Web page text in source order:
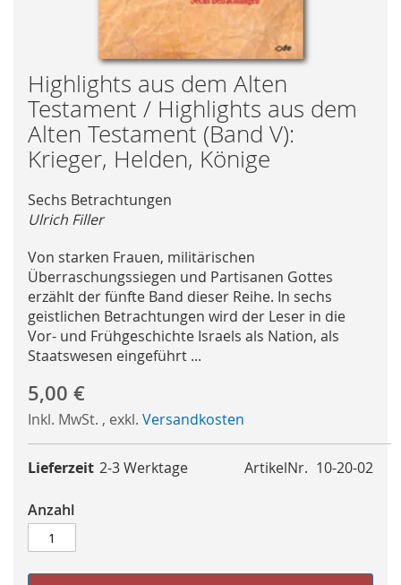
Skip
to
the
beginning
of
images
gallery
Highlights aus dem Alten
Testament / Highlights aus dem
Alten Testament (Band V):
Krieger, Helden, Könige
Sechs Betrachtungen
Ulrich Filler
Von starken Frauen, militärischen
Überraschungssiegen und Partisanen Gottes
erzählt der fünfte Band dieser Reihe. In sechs
geistlichen Betrachtungen wird der Leser in die
Vor- und Frühgeschichte Israels als Nation, als
Staatswesen eingeführt ...
5,00 €
Inkl. MwSt. , exkl. Versandkosten
ArtikelNr. 10-20-02
Lieferzeit 2-3 Werktage
Anzahl